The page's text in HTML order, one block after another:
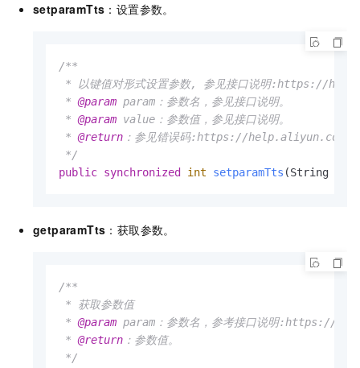
setparamTts ：设置参数。
/**
* 以键值对形式设置参数, 参见接口说明:https://
* @param param：参数名，参见接口说明。
* @param value：参数值，参见接口说明。
* @return ：参见错误码:https://help.aliyun.com/
*/
public synchronized int setparamTts (String
getparamTts ：获取参数。
/**
* 获取参数值
* @param param：参数名，参考接口说明:https://
* @return ：参数值。
*/